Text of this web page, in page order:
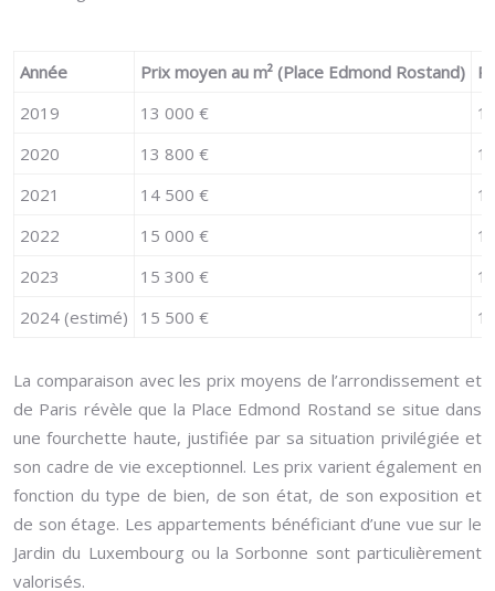
Année Prix moyen au m² (Place Edmond Rostand)
2019
13 000 €
2020
13 800 €
2021
14 500 €
2022
15 000 €
2023
15 300 €
2024 (estimé)
15 500 €
La comparaison avec les prix moyens de l’arrondissement et
de Paris révèle que la Place Edmond Rostand se situe dans
une fourchette haute, justifiée par sa situation privilégiée et
son cadre de vie exceptionnel. Les prix varient également en
fonction du type de bien, de son état, de son exposition et
de son étage. Les appartements bénéficiant d’une vue sur le
Jardin du Luxembourg ou la Sorbonne sont particulièrement
valorisés.